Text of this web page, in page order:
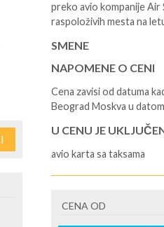
preko avio kompanije Air
raspoloživih mesta na
SMENE
NAPOMENE O CENI
Cena zavisi od datuma
Beograd Moskva u
U CENU JE
avio karta sa taksama
U CENU NIJE
CENA OD